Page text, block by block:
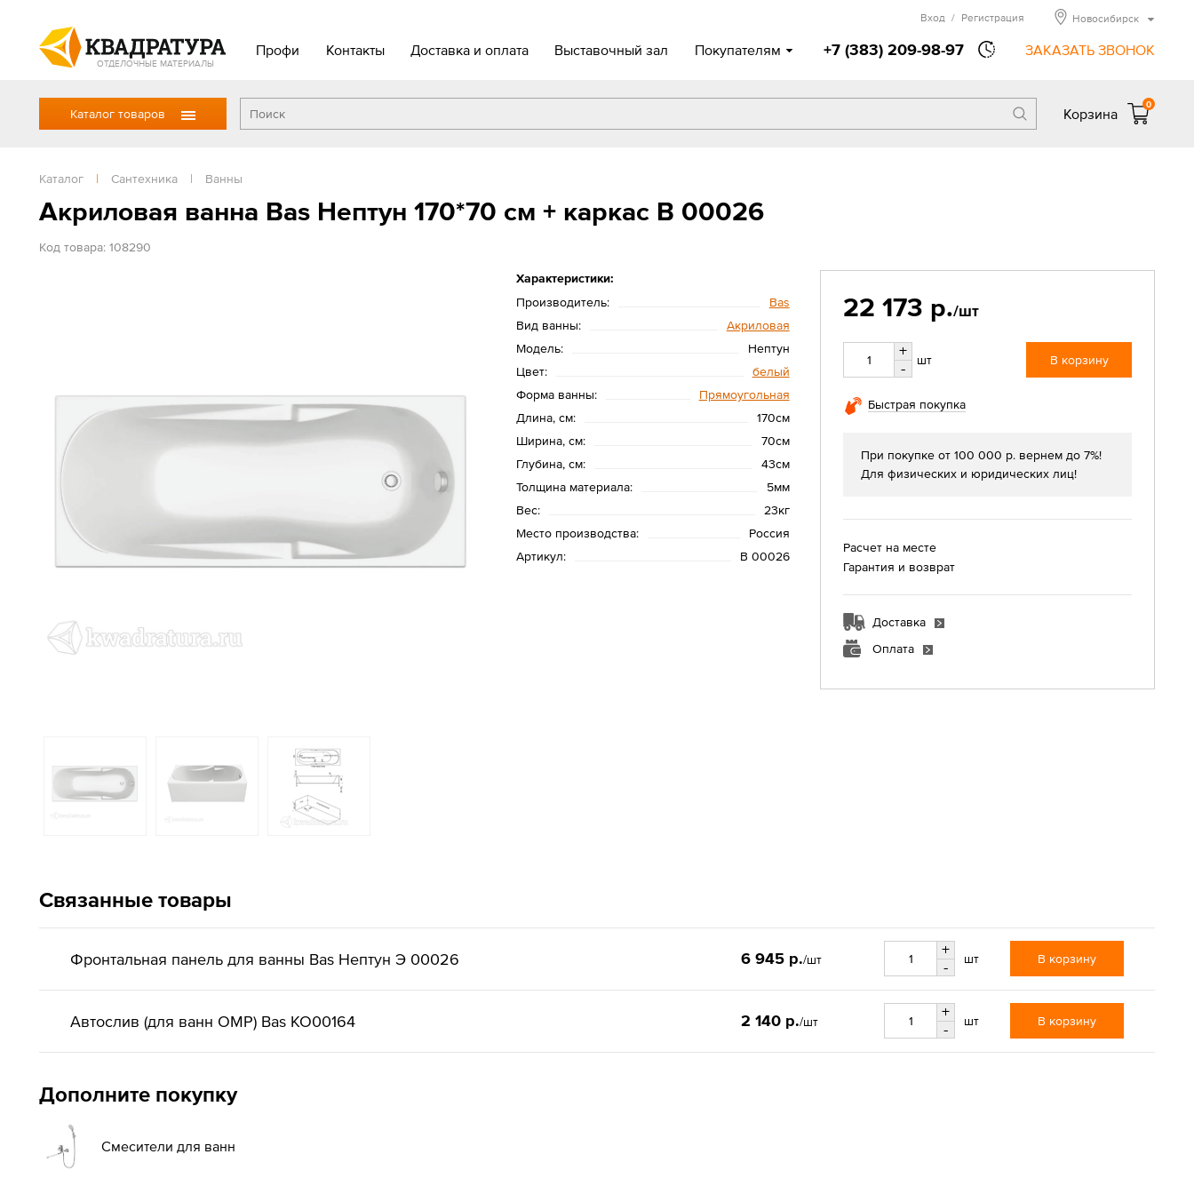
ОТДЕЛОЧНЫЕ МАТЕРИАЛЫ
Профи Контакты Доставка и оплата Выставочный зал Покупателям +7 (383) 209-98-97 ЗАКАЗАТЬ ЗВОНОК
Вход / Регистрация Новосибирск
Каталог товаров Корзина
0
Каталог | Сантехника | Ванны
Акриловая ванна Bas Нептун 170*70 см + каркас В 00026
Код товара: 108290
Характеристики:
Производитель:
Bas
Вид ванны:
Акриловая
Модель:
Нептун
Цвет:
белый
Форма ванны:
Прямоугольная
Длина, см:
170см
Ширина, см:
70см
Глубина, см:
43см
Толщина материала:
5мм
Вес:
23кг
Место производства:
Россия
Артикул:
В 00026
22 173 р./шт
+
-
шт В корзину
Быстрая покупка
При покупке от 100 000 р. вернем до 7%!
Для физических и юридических лиц!
Расчет на месте
Гарантия и возврат
Доставка
Оплата
Связанные товары
Фронтальная панель для ванны Bas Нептун Э 00026 6 945 р./шт
+
-
шт В корзину
Автослив (для ванн ОМР) Bas КО00164 2 140 р./шт
+
-
шт В корзину
Дополните покупку
Смесители для ванн